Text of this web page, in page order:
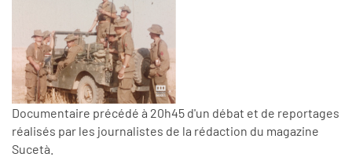
Documentaire précédé à 20h45 d'un débat et de reportages
réalisés par les journalistes de la rédaction du magazine
Sucetà.